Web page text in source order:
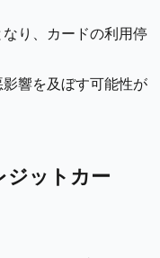
り、カードの利用停
響を及ぼす可能性が
ジットカー